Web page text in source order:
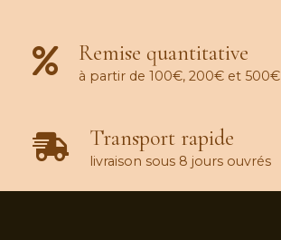
Remise quantitative
à partir de 100€, 200€ et 500€
Transport rapide
livraison sous 8 jours ouvrés